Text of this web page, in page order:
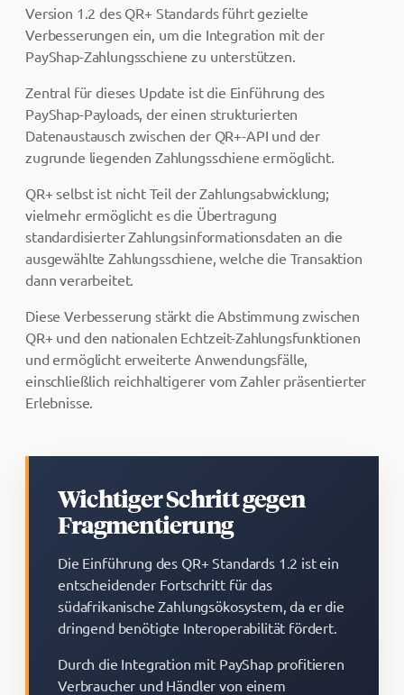
Version 1.2 des QR+ Standards führt gezielte
Verbesserungen ein, um die Integration mit der
PayShap-Zahlungsschiene zu unterstützen.
Zentral für dieses Update ist die Einführung des
PayShap-Payloads, der einen strukturierten
Datenaustausch zwischen der QR+-API und der
zugrunde liegenden Zahlungsschiene ermöglicht.
QR+ selbst ist nicht Teil der Zahlungsabwicklung;
vielmehr ermöglicht es die Übertragung
standardisierter Zahlungsinformationsdaten an die
ausgewählte Zahlungsschiene, welche die Transaktion
dann verarbeitet.
Diese Verbesserung stärkt die Abstimmung zwischen
QR+ und den nationalen Echtzeit-Zahlungsfunktionen
und ermöglicht erweiterte Anwendungsfälle,
einschließlich reichhaltigerer vom Zahler präsentierter
Erlebnisse.
Wichtiger Schritt gegen
Fragmentierung
Die Einführung des QR+ Standards 1.2 ist ein
entscheidender Fortschritt für das
südafrikanische Zahlungsökosystem, da er die
dringend benötigte Interoperabilität fördert.
Durch die Integration mit PayShap profitieren
Verbraucher und Händler von einem